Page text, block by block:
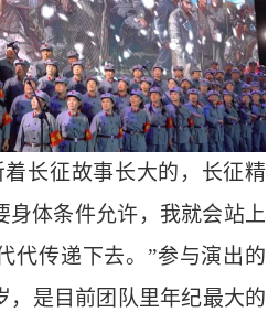
着长征故事长大的，长征精
身体条件允许，我就会站上
代传递下去。”参与演出的
，是目前团队里年纪最大的